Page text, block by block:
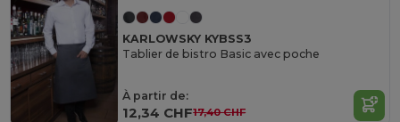
KARLOWSKY KYBSS3
Tablier de bistro Basic avec poche
À partir de:
12,34 CHF17,40 CHF